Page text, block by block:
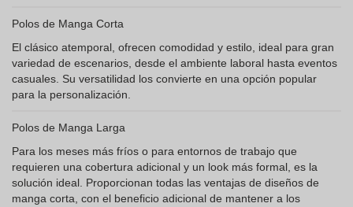
Polos de Manga Corta
El clásico atemporal, ofrecen comodidad y estilo, ideal para gran
variedad de escenarios, desde el ambiente laboral hasta eventos
casuales. Su versatilidad los convierte en una opción popular
para la personalización.
Polos de Manga Larga
Para los meses más fríos o para entornos de trabajo que
requieren una cobertura adicional y un look más formal, es la
solución ideal. Proporcionan todas las ventajas de diseños de
manga corta, con el beneficio adicional de mantener a los